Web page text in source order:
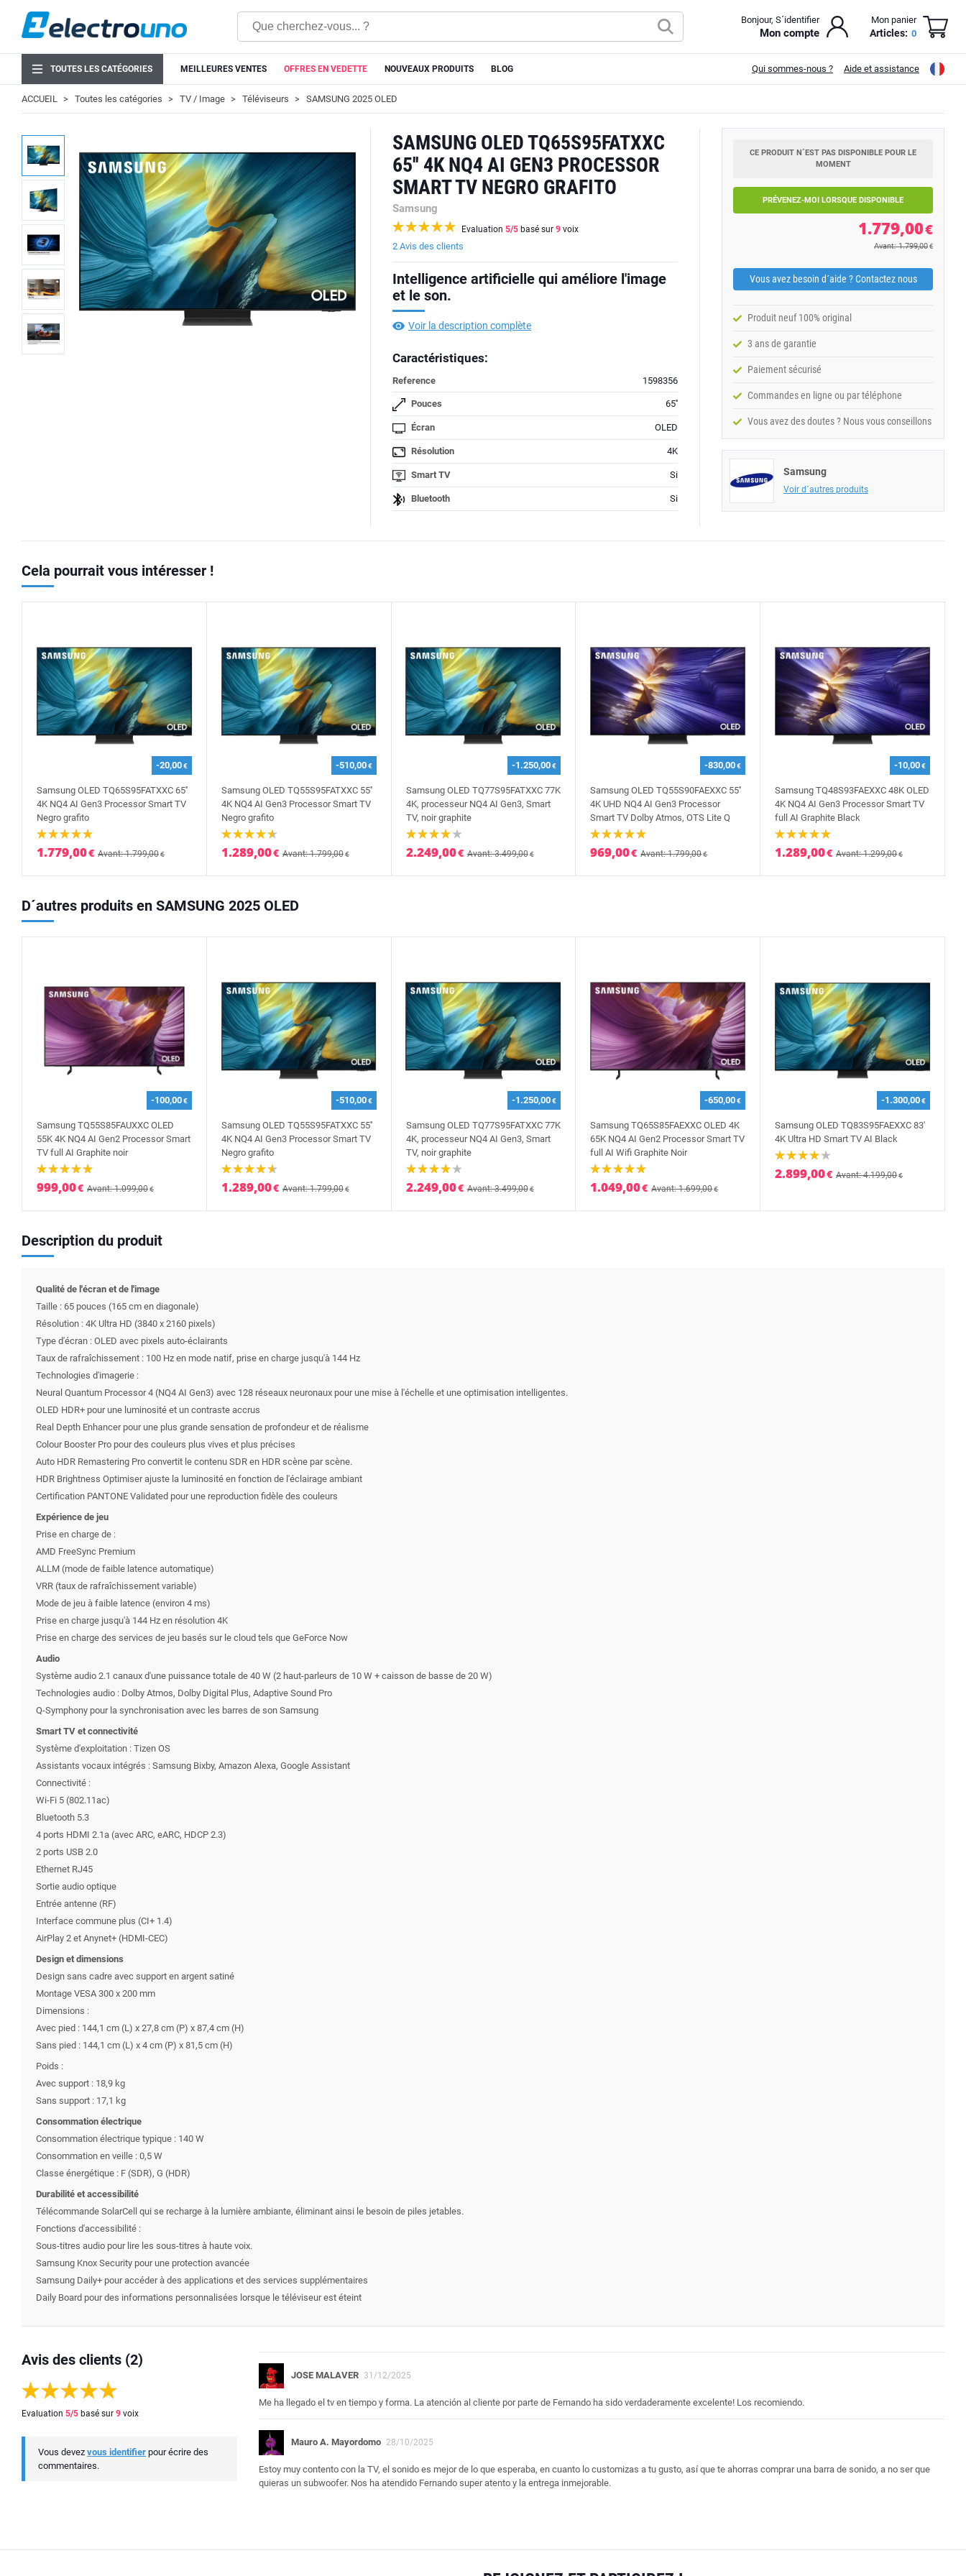
Bonjour, S´identifier
Mon compte
Mon panier
Articles: 0
TOUTES LES CATÉGORIES MEILLEURES VENTES OFFRES EN VEDETTE NOUVEAUX PRODUITS BLOG Qui sommes-nous ? Aide et assistance
ACCUEIL Toutes les catégories TV / Image Téléviseurs SAMSUNG 2025 OLED
SAMSUNG OLED TQ65S95FATXXC
65'' 4K NQ4 AI GEN3 PROCESSOR
SMART TV NEGRO GRAFITO
Samsung
Evaluation 5/5 basé sur 9 voix
2 Avis des clients
Intelligence artificielle qui améliore l'image
et le son.
Voir la description complète
Caractéristiques:
Reference 1598356
Pouces 65''
Écran OLED
Résolution 4K
Smart TV Si
Bluetooth Si
CE PRODUIT N´EST PAS DISPONIBLE POUR LE
MOMENT
PRÉVENEZ-MOI LORSQUE DISPONIBLE
1.779,00€
Avant: 1.799,00 €
Vous avez besoin d´aide ? Contactez nous
Produit neuf 100% original
3 ans de garantie
Paiement sécurisé
Commandes en ligne ou par téléphone
Vous avez des doutes ? Nous vous conseillons
Samsung
Voir d´autres produits
Cela pourrait vous intéresser !
-20,00€
Samsung OLED TQ65S95FATXXC 65''
4K NQ4 AI Gen3 Processor Smart TV
Negro grafito
1.779,00€ Avant: 1.799,00€
-510,00€
Samsung OLED TQ55S95FATXXC 55''
4K NQ4 AI Gen3 Processor Smart TV
Negro grafito
1.289,00€ Avant: 1.799,00€
-1.250,00€
Samsung OLED TQ77S95FATXXC 77K
4K, processeur NQ4 AI Gen3, Smart
TV, noir graphite
2.249,00€ Avant: 3.499,00€
-830,00€
Samsung OLED TQ55S90FAEXXC 55''
4K UHD NQ4 AI Gen3 Processor
Smart TV Dolby Atmos, OTS Lite Q
969,00€ Avant: 1.799,00€
-10,00€
Samsung TQ48S93FAEXXC 48K OLED
4K NQ4 AI Gen3 Processor Smart TV
full AI Graphite Black
1.289,00€ Avant: 1.299,00€
D´autres produits en SAMSUNG 2025 OLED
-100,00€
Samsung TQ55S85FAUXXC OLED
55K 4K NQ4 AI Gen2 Processor Smart
TV full AI Graphite noir
999,00€ Avant: 1.099,00€
-510,00€
Samsung OLED TQ55S95FATXXC 55''
4K NQ4 AI Gen3 Processor Smart TV
Negro grafito
1.289,00€ Avant: 1.799,00€
-1.250,00€
Samsung OLED TQ77S95FATXXC 77K
4K, processeur NQ4 AI Gen3, Smart
TV, noir graphite
2.249,00€ Avant: 3.499,00€
-650,00€
Samsung TQ65S85FAEXXC OLED 4K
65K NQ4 AI Gen2 Processor Smart TV
full AI Wifi Graphite Noir
1.049,00€ Avant: 1.699,00€
-1.300,00€
Samsung OLED TQ83S95FAEXXC 83'
4K Ultra HD Smart TV AI Black
2.899,00€ Avant: 4.199,00€
Description du produit
Qualité de l'écran et de l'image
Taille : 65 pouces (165 cm en diagonale)
Résolution : 4K Ultra HD (3840 x 2160 pixels)
Type d'écran : OLED avec pixels auto-éclairants
Taux de rafraîchissement : 100 Hz en mode natif, prise en charge jusqu'à 144 Hz
Technologies d'imagerie :
Neural Quantum Processor 4 (NQ4 AI Gen3) avec 128 réseaux neuronaux pour une mise à l'échelle et une optimisation intelligentes.
OLED HDR+ pour une luminosité et un contraste accrus
Real Depth Enhancer pour une plus grande sensation de profondeur et de réalisme
Colour Booster Pro pour des couleurs plus vives et plus précises
Auto HDR Remastering Pro convertit le contenu SDR en HDR scène par scène.
HDR Brightness Optimiser ajuste la luminosité en fonction de l'éclairage ambiant
Certification PANTONE Validated pour une reproduction fidèle des couleurs
Expérience de jeu
Prise en charge de :
AMD FreeSync Premium
ALLM (mode de faible latence automatique)
VRR (taux de rafraîchissement variable)
Mode de jeu à faible latence (environ 4 ms)
Prise en charge jusqu'à 144 Hz en résolution 4K
Prise en charge des services de jeu basés sur le cloud tels que GeForce Now
Audio
Système audio 2.1 canaux d'une puissance totale de 40 W (2 haut-parleurs de 10 W + caisson de basse de 20 W)
Technologies audio : Dolby Atmos, Dolby Digital Plus, Adaptive Sound Pro
Q-Symphony pour la synchronisation avec les barres de son Samsung
Smart TV et connectivité
Système d'exploitation : Tizen OS
Assistants vocaux intégrés : Samsung Bixby, Amazon Alexa, Google Assistant
Connectivité :
Wi-Fi 5 (802.11ac)
Bluetooth 5.3
4 ports HDMI 2.1a (avec ARC, eARC, HDCP 2.3)
2 ports USB 2.0
Ethernet RJ45
Sortie audio optique
Entrée antenne (RF)
Interface commune plus (CI+ 1.4)
AirPlay 2 et Anynet+ (HDMI-CEC)
Design et dimensions
Design sans cadre avec support en argent satiné
Montage VESA 300 x 200 mm
Dimensions :
Avec pied : 144,1 cm (L) x 27,8 cm (P) x 87,4 cm (H)
Sans pied : 144,1 cm (L) x 4 cm (P) x 81,5 cm (H)
Poids :
Avec support : 18,9 kg
Sans support : 17,1 kg
Consommation électrique
Consommation électrique typique : 140 W
Consommation en veille : 0,5 W
Classe énergétique : F (SDR), G (HDR)
Durabilité et accessibilité
Télécommande SolarCell qui se recharge à la lumière ambiante, éliminant ainsi le besoin de piles jetables.
Fonctions d'accessibilité :
Sous-titres audio pour lire les sous-titres à haute voix.
Samsung Knox Security pour une protection avancée
Samsung Daily+ pour accéder à des applications et des services supplémentaires
Daily Board pour des informations personnalisées lorsque le téléviseur est éteint
Avis des clients (2)
Evaluation 5/5 basé sur 9 voix
Vous devez vous identifier pour écrire des
commentaires.
JOSE MALAVER 31/12/2025
Me ha llegado el tv en tiempo y forma. La atención al cliente por parte de Fernando ha sido verdaderamente excelente! Los recomiendo.
Mauro A. Mayordomo 28/10/2025
Estoy muy contento con la TV, el sonido es mejor de lo que esperaba, en cuanto lo customizas a tu gusto, así que te ahorras comprar una barra de sonido, a no ser que
quieras un subwoofer. Nos ha atendido Fernando super atento y la entrega inmejorable.